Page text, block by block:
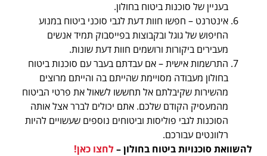
בעניין של סוכנות ביטוח בחולון.
אינטרנט – חפשו חוות דעת לגבי סוכני ביטוח במנוע
החיפוש של גוגל ובקבוצות בפייסבוק תמיד אנשים
מעבירים ביקורות ורושמים חוות דעת שונות.
התרשמות אישית – אם עבדתם בעבר עם סוכנות ביטוח
בחולון מעבודה מסויימת שהייתם בה והייתם מרוצים
מהשירות שקיבלתם אל תחששו לשאול את פרטי הביטוח
מהמעסיק הקודם שלכם. אתם יכולים לברר אצל אותה
הסוכנות לגבי פוליסות וביטוחים נוספים שעשויים להיות
רלוונטים עבורכם.
להשוואת סוכנויות ביטוח בחולון –לחצו כאן!